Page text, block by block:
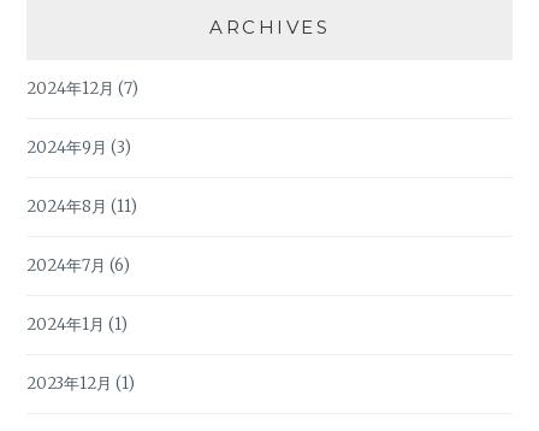
ARCHIVES
2024年12月 (7)
2024年9月 (3)
2024年8月 (11)
2024年7月 (6)
2024年1月 (1)
2023年12月 (1)